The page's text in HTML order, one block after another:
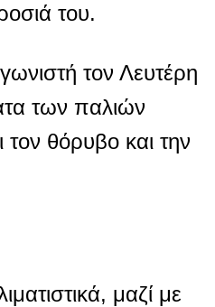
του.
τον Λευτέρη
των παλιών
θόρυβο και την
μαζί με